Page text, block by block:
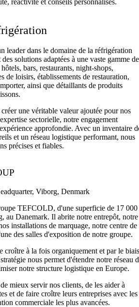
leader dans le domaine de la réfrigération
solutions adaptées à une vaste gamme de
bars, restaurants, night-shops,
de loisirs, établissements de restauration,
ainsi que détaillants de produits
une véritable valeur ajoutée pour nos
sectorielle, notre engagement
approfondie. Avec un inventaire
et un réseau logistique performant, nous
précises et fiables.
Viborg, Denmark
TEFCOLD, d'une superficie de 17 000
au Danemark. Il abrite notre entrepôt, notre
installations de marquage, notre centre de
des salles d'exposition de notre groupe.
croître à la fois organiquement et par le biais
nous permet d'étendre notre réseau
notre structure logistique en Europe.
mieux servir nos clients, de les aider à
et de faire croître leurs entreprises avec les
commerciale les plus avancées.